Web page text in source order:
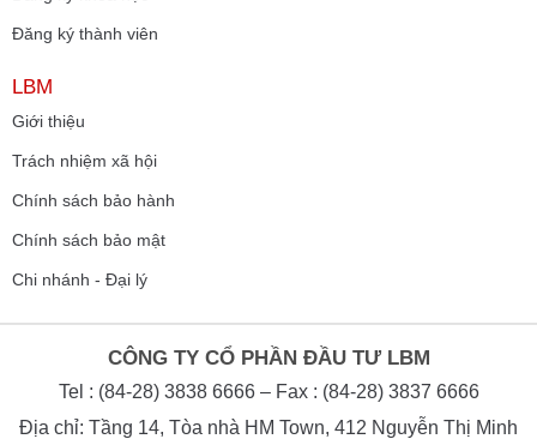
Đăng ký thành viên
LBM
Giới thiệu
Trách nhiệm xã hội
Chính sách bảo hành
Chính sách bảo mật
Chi nhánh - Đại lý
CÔNG TY CỔ PHẦN ĐẦU TƯ LBM
Tel : (84-28) 3838 6666 – Fax : (84-28) 3837 6666
Địa chỉ: Tầng 14, Tòa nhà HM Town, 412 Nguyễn Thị Minh